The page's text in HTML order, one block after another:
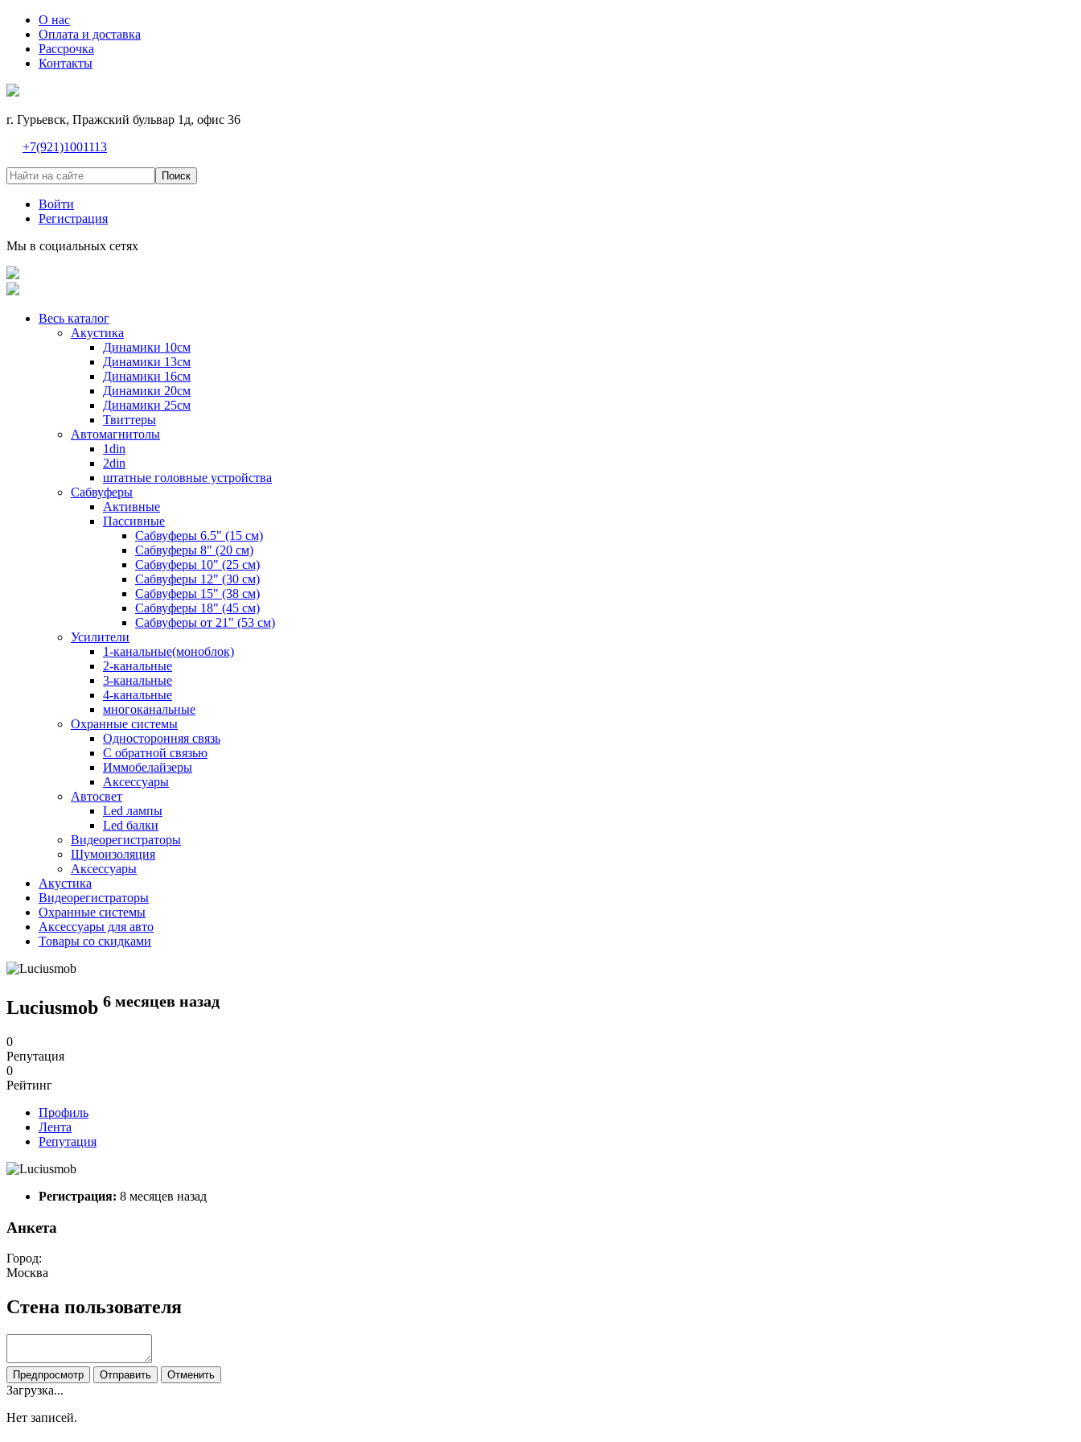
О нас
Оплата и доставка
Рассрочка
Контакты
г. Гурьевск, Пражский бульвар 1д, офис 36
+7(921)1001113
Поиск
Войти
Регистрация
Мы в социальных сетях
Весь каталог
Акустика
Динамики 10см
Динамики 13см
Динамики 16см
Динамики 20см
Динамики 25см
Твиттеры
Автомагнитолы
1din
2din
штатные головные устройства
Сабвуферы
Активные
Пассивные
Сабвуферы 6.5" (15 см)
Сабвуферы 8" (20 см)
Сабвуферы 10" (25 см)
Сабвуферы 12" (30 см)
Сабвуферы 15" (38 см)
Сабвуферы 18" (45 см)
Сабвуферы от 21" (53 см)
Усилители
1-канальные(моноблок)
2-канальные
3-канальные
4-канальные
многоканальные
Охранные системы
Односторонняя связь
С обратной связью
Иммобелайзеры
Аксессуары
Автосвет
Led лампы
Led балки
Видеорегистраторы
Шумоизоляция
Аксессуары
Акустика
Видеорегистраторы
Охранные системы
Аксессуары для авто
Товары со скидками
Luciusmob 6 месяцев назад
0
Репутация
0
Рейтинг
Профиль
Лента
Репутация
Регистрация: 8 месяцев назад
Анкета
Город:
Москва
Стена пользователя
Предпросмотр Отправить Отменить
Загрузка...
Нет записей.